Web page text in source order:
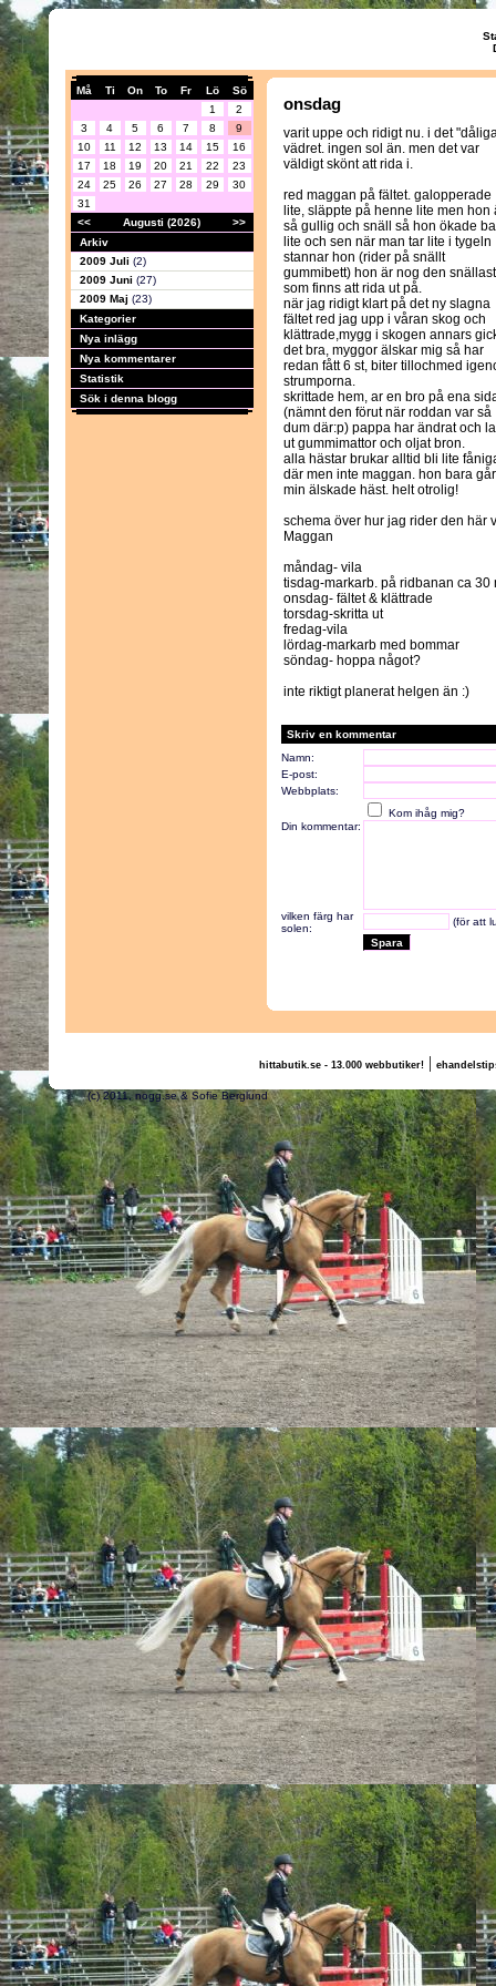
Må Ti On To Fr Lö
Sö
1
2
3
4 5 6 7 8
9
10
11 12 13 14 15
16
17
18 19 20 21 22
23
24
25 26 27 28 29
30
31
<<
Augusti (2026)
>>
Arkiv
2009 Juli (2)
2009 Juni (27)
2009 Maj (23)
Kategorier
Nya inlägg
Nya kommentarer
Statistik
Sök i denna blogg
onsdag
varit uppe och ridigt nu. i det
vädret. ingen sol än. men det var
väldigt skönt att rida i.
red maggan på fältet. galopperade
lite, släppte på henne lite men hon
så gullig och snäll så hon ökade
lite och sen när man tar lite i tygeln
stannar hon (rider på snällt
gummibett) hon är nog den
som finns att rida ut på.
när jag ridigt klart på det ny slagna
fältet red jag upp i våran skog och
klättrade,mygg i skogen annars
det bra, myggor älskar mig så har
redan fått 6 st, biter tillochmed
strumporna.
skrittade hem, ar en bro på ena
(nämnt den förut när roddan var så
dum där:p) pappa har ändrat och
ut gummimattor och oljat bron.
alla hästar brukar alltid bli lite
där men inte maggan. hon bara
min älskade häst. helt otrolig!
schema över hur jag rider den här
Maggan
måndag- vila
tisdag-markarb. på ridbanan ca 30
onsdag- fältet & klättrade
torsdag-skritta ut
fredag-vila
lördag-markarb med bommar
söndag- hoppa något?
inte riktigt planerat helgen än :)
Skriv en kommentar
Namn:
E-post:
Webbplats:
Kom ihåg mig?
Din kommentar:
vilken färg har
solen:
(för att
hittabutik.se - 13.000 webbutiker!|
(c) 2011, nogg.se & Sofie Berglund